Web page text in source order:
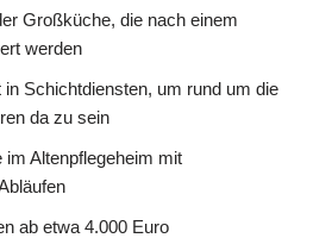
Großküche, die nach einem
werden
in Schichtdiensten, um rund um die
da zu sein
im Altenpflegeheim mit
ab etwa 4.000 Euro